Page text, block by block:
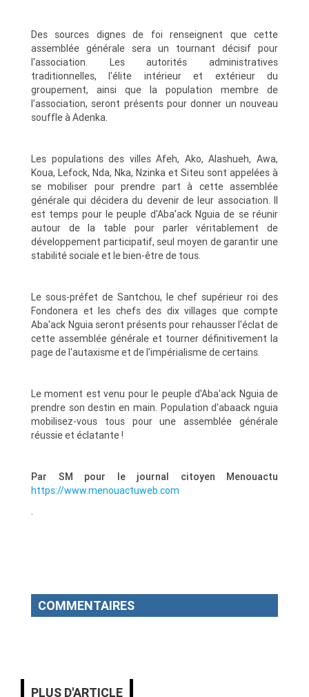
Des sources dignes de foi renseignent que cette
assemblée générale sera un tournant décisif pour
l'association. Les autorités administratives
traditionnelles, l'élite intérieur et extérieur du
groupement, ainsi que la population membre de
l'association, seront présents pour donner un nouveau
souffle à Adenka.
Les populations des villes Afeh, Ako, Alashueh, Awa,
Koua, Lefock, Nda, Nka, Nzinka et Siteu sont appelées à
se mobiliser pour prendre part à cette assemblée
générale qui décidera du devenir de leur association. Il
est temps pour le peuple d'Aba'ack Nguia de se réunir
autour de la table pour parler véritablement de
développement participatif, seul moyen de garantir une
stabilité sociale et le bien-être de tous.
Le sous-préfet de Santchou, le chef supérieur roi des
Fondonera et les chefs des dix villages que compte
Aba'ack Nguia seront présents pour rehausser l'éclat de
cette assemblée générale et tourner définitivement la
page de l'autaxisme et de l'impérialisme de certains.
Le moment est venu pour le peuple d'Aba'ack Nguia de
prendre son destin en main. Population d'abaack nguia
mobilisez-vous tous pour une assemblée générale
réussie et éclatante !
Par SM pour le journal citoyen Menouactu
https://www.menouactuweb.com
.
COMMENTAIRES
PLUS D'ARTICLE